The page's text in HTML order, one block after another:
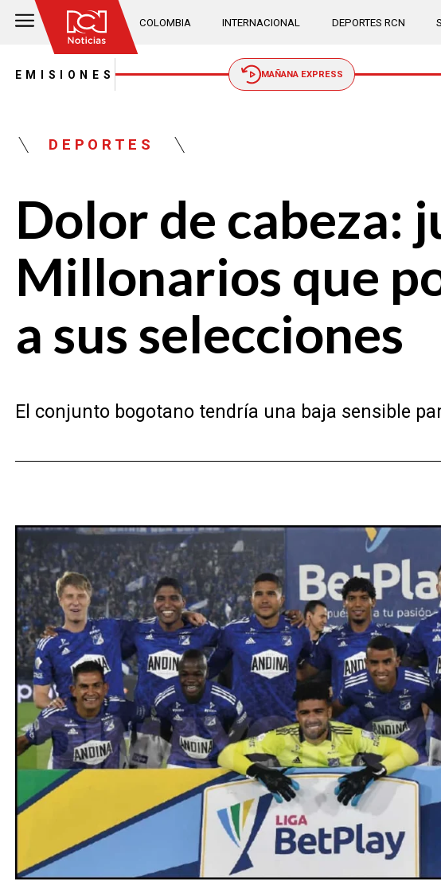
COLOMBIA INTERNACIONAL DEPORTES RCN
EMISIONES MAÑANA EXPRESS
DEPORTES
Dolor de cabeza:
Millonarios que
a sus selecciones
El conjunto bogotano tendría una baja sensible